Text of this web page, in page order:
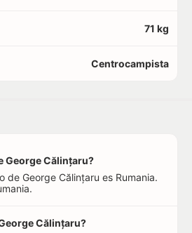
71 kg
Centrocampista
George Călințaru?
de George Călințaru es Rumania.
Călințaru?